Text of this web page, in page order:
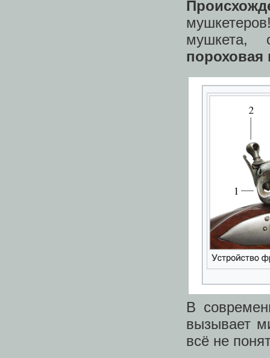
мушкета,
пороховая
В
вызывает
всё не